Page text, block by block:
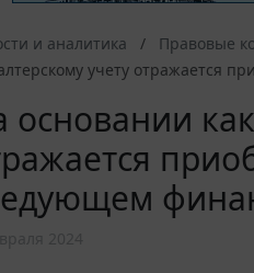
и аналитика Правовые
учету отражается
основании